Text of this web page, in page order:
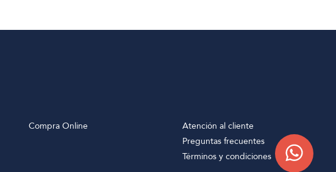
Compra Online
Atención al cliente
Preguntas frecuentes
Términos y condiciones